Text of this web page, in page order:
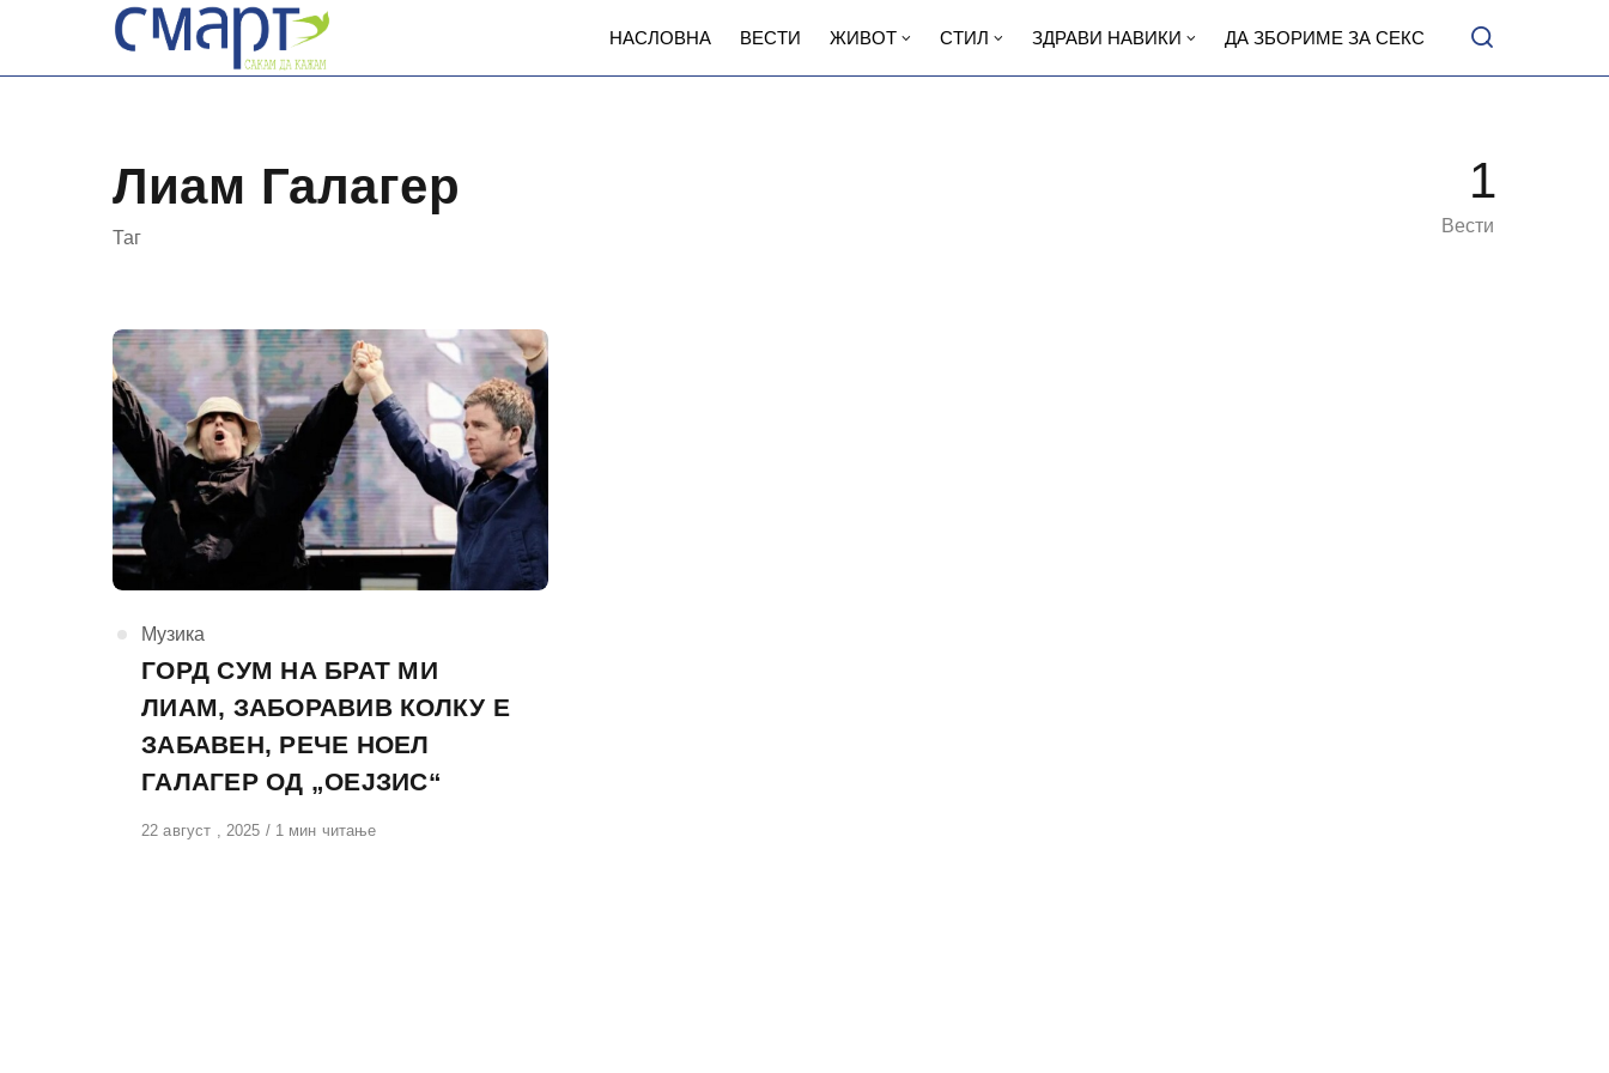
content
НАСЛОВНА ВЕСТИ ЖИВОТ СТИЛ ЗДРАВИ НАВИКИ ДА ЗБОРИМЕ ЗА СЕКС
Лиам Галагер
Таг
1
Вести
КАтегорија
Музика
ГОРД СУМ НА БРАТ МИ
ЛИАМ, ЗАБОРАВИВ КОЛКУ Е
ЗАБАВЕН, РЕЧЕ НОЕЛ
ГАЛАГЕР ОД „ОЕЈЗИС“
Објавено
22 август , 2025 1 мин читање